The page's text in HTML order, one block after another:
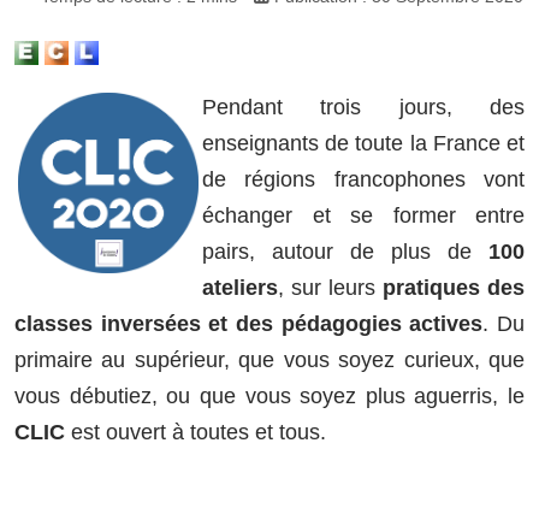
Pendant trois jours, des
enseignants de toute la France et
de régions francophones vont
échanger et se former entre
pairs, autour de plus de 100
ateliers, sur leurs pratiques des
classes inversées et des pédagogies actives. Du
primaire au supérieur, que vous soyez curieux, que
vous débutiez, ou que vous soyez plus aguerris, le
CLIC est ouvert à toutes et tous.